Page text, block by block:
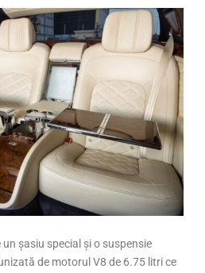
șasiu special și o suspensie
de motorul V8 de 6.75 litri ce